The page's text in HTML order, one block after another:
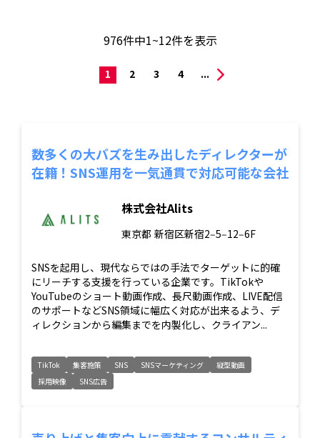
976件中1~12件を表示
1 2 3 4 ...
数多くの大バズを生み出したディレクターが
在籍！SNS運用を一気通貫で対応可能な会社
株式会社Alits
東京都 新宿区新宿2‒5‒12‒6F
SNSを起用し、現代ならではの手法でターゲットに的確
にリーチする支援を行っている企業です。TikTokや
YouTubeのショート動画作成、長尺動画作成、LIVE配信
のサポートなどSNS領域に幅広く対応が出来るよう、デ
ィレクションから編集までを内製化し、クライアン...
TikTok 集客施策 SNS SNSマーケティング
縦型動画
採用映像
SNS広告